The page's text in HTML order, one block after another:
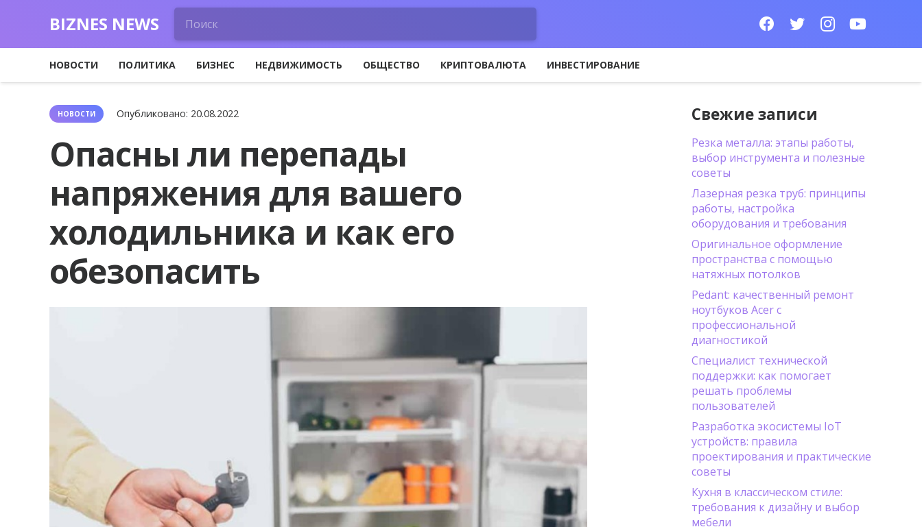
BIZNES NEWS
НОВОСТИ ПОЛИТИКА БИЗНЕС НЕДВИЖИМОСТЬ ОБЩЕСТВО КРИПТОВАЛЮТА ИНВЕСТИРОВАНИЕ
НОВОСТИ Опубликовано: 20.08.2022
Опасны ли перепады
напряжения для вашего
холодильника и как его
обезопасить
Свежие записи
Резка металла: этапы работы,
выбор инструмента и полезные
советы
Лазерная резка труб: принципы
работы, настройка
оборудования и требования
Оригинальное оформление
пространства с помощью
натяжных потолков
Pedant: качественный ремонт
ноутбуков Acer с
профессиональной
диагностикой
Специалист технической
поддержки: как помогает
решать проблемы
пользователей
Разработка экосистемы IoT
устройств: правила
проектирования и практические
советы
Кухня в классическом стиле:
требования к дизайну и выбор
мебели